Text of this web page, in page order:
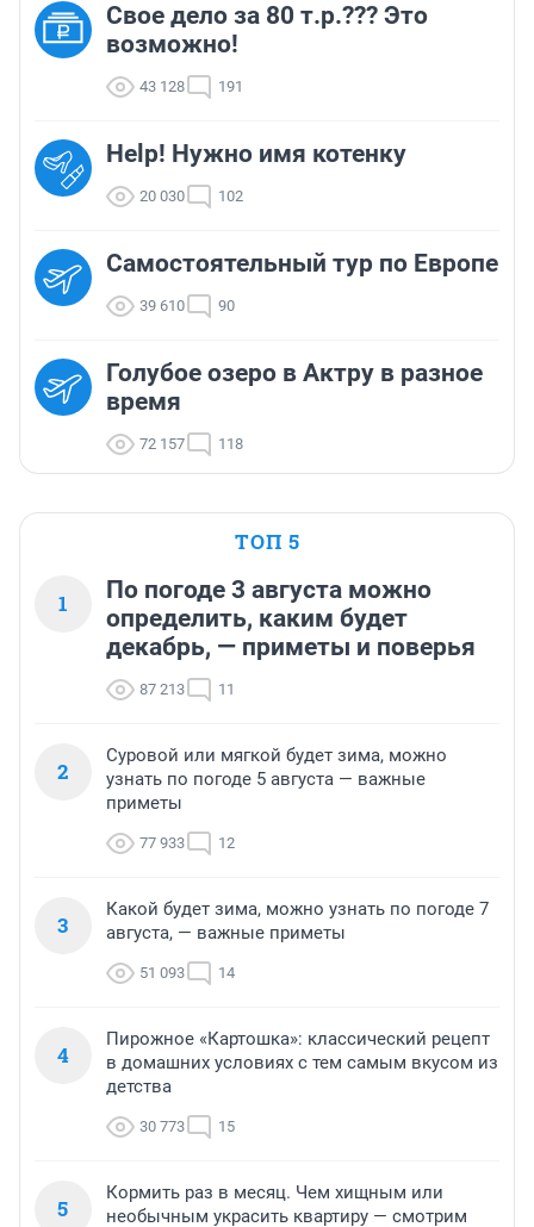
Свое дело за 80 т.р.??? Это
возможно!
43 128 191
Help! Нужно имя котенку
20 030 102
Самостоятельный тур по Европе
39 610 90
Голубое озеро в Актру в разное
время
72 157 118
ТОП 5
1
По погоде 3 августа можно
определить, каким будет
декабрь, — приметы и поверья
87 213 11
2
Суровой или мягкой будет зима, можно
узнать по погоде 5 августа — важные
приметы
77 933 12
3
Какой будет зима, можно узнать по погоде 7
августа, — важные приметы
51 093 14
4
Пирожное «Картошка»: классический рецепт
в домашних условиях с тем самым вкусом из
детства
30 773 15
5
Кормить раз в месяц. Чем хищным или
необычным украсить квартиру — смотрим